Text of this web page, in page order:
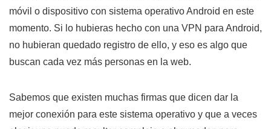
móvil o dispositivo con sistema operativo Android en este
momento. Si lo hubieras hecho con una VPN para Android,
no hubieran quedado registro de ello, y eso es algo que
buscan cada vez más personas en la web.
Sabemos que existen muchas firmas que dicen dar la
mejor conexión para este sistema operativo y que a veces